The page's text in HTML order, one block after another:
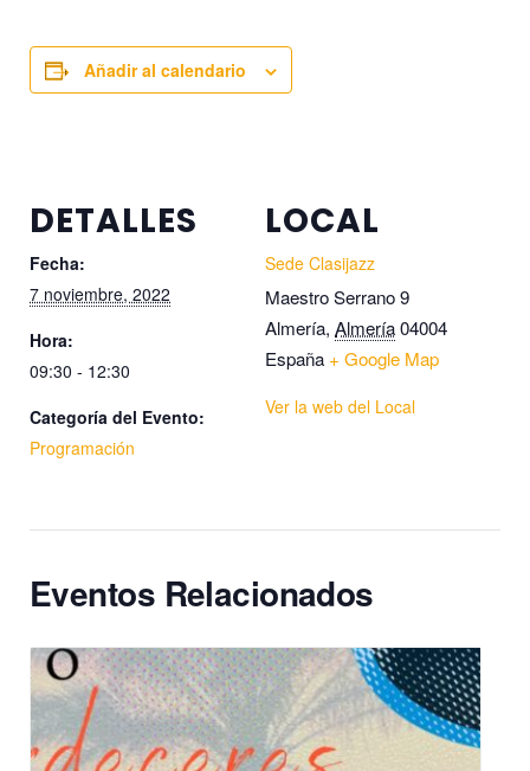
Añadir al calendario
DETALLES
Fecha:
7 noviembre, 2022
Hora:
09:30 - 12:30
Categoría del Evento:
Programación
LOCAL
Sede Clasijazz
Maestro Serrano 9
Almería, Almería04004
España + Google Map
Ver la web del Local
Eventos Relacionados